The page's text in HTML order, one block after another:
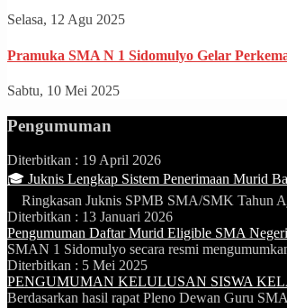
Selasa, 12 Agu 2025
Pramuka SMA N 1 Sidomulyo Gelar
Sabtu, 10 Mei 2025
Pengumuman
Diterbitkan : 19 April 2026
🎓 Juknis Lengkap Sistem Penerimaan Murid
Ringkasan Juknis SPMB SMA/SMK Tahun
Diterbitkan : 13 Januari 2026
Pengumuman Daftar Murid Eligible SMA
SMAN 1 Sidomulyo secara resmi
Diterbitkan : 5 Mei 2025
PENGUMUMAN KELULUSAN SISWA
Berdasarkan hasil rapat Pleno Dewan Guru